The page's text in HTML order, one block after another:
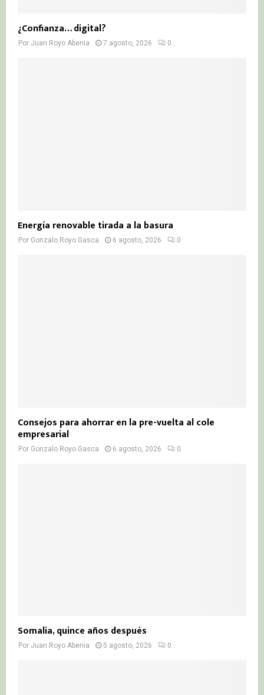
¿Confianza… digital?
Por Juan Royo Abenia 7 agosto, 2026 0
Energía renovable tirada a la basura
Por Gonzalo Royo Gasca 6 agosto, 2026 0
Consejos para ahorrar en la pre-vuelta al cole
empresarial
Por Gonzalo Royo Gasca 6 agosto, 2026 0
Somalia, quince años después
Por Juan Royo Abenia 5 agosto, 2026 0